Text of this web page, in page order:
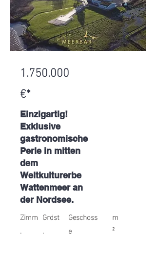
1.750.000
€*
Einzigartig!
Exklusive
gastronomische
Perle in mitten
dem
Weltkulturerbe
Wattenmeer an
der Nordsee.
Zimm
.
Grdst
.
Geschoss
e
m
²